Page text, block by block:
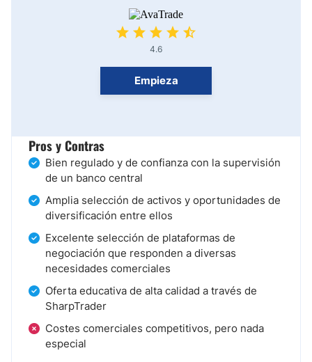
4.6
Empieza
Pros y Contras
Bien regulado y de confianza con la supervisión
de un banco central
Amplia selección de activos y oportunidades de
diversificación entre ellos
Excelente selección de plataformas de
negociación que responden a diversas
necesidades comerciales
Oferta educativa de alta calidad a través de
SharpTrader
Costes comerciales competitivos, pero nada
especial